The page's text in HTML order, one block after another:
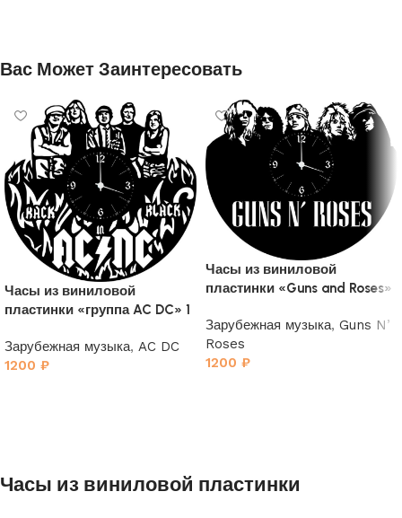
Вас Может Заинтересовать
Часы из виниловой
пластинки «группа AC DC» 1
Зарубежная музыка, AC DC
1200 ₽
Часы из виниловой
пластинки «Guns and Roses»
Зарубежная музыка, Guns N’
Roses
1200 ₽
Часы из виниловой пластинки